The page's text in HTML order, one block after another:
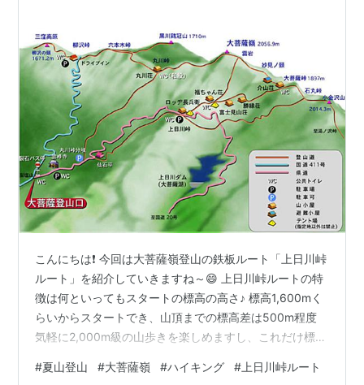
こんにちは❗ 今回は大菩薩嶺登山の鉄板ルート「上日川峠
ルート」を紹介していきますね～😄 上日川峠ルートの特
徴は何といってもスタートの標高の高さ♪ 標高1,600mく
らいからスタートでき、山頂までの標高差は500m程度
気軽に2,000m級の山歩きを楽しめますし、これだけ標高
トはこんな感じ♪ 参照：大菩薩観光協会 山梨県 甲州市 塩
#夏山登山 #大菩薩嶺 #ハイキング # 上日川峠ルート